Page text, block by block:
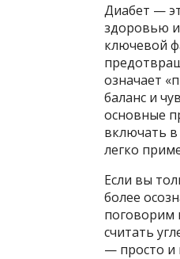
Диабет —
здоровью
ключевой
означает
баланс и
основные
включать
легко
Если вы
более
поговорим
считать
— просто и